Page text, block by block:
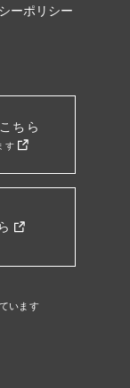
ーポリシー
ちら
す
います